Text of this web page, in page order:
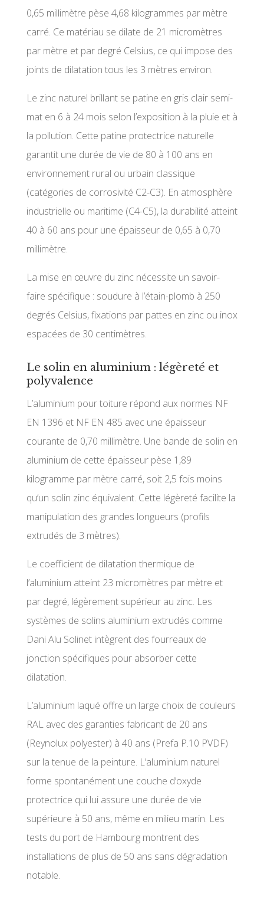
0,65 millimètre pèse 4,68 kilogrammes par mètre
carré. Ce matériau se dilate de 21 micromètres
par mètre et par degré Celsius, ce qui impose des
joints de dilatation tous les 3 mètres environ.
Le zinc naturel brillant se patine en gris clair semi-
mat en 6 à 24 mois selon l’exposition à la pluie et à
la pollution. Cette patine protectrice naturelle
garantit une durée de vie de 80 à 100 ans en
environnement rural ou urbain classique
(catégories de corrosivité C2-C3). En atmosphère
industrielle ou maritime (C4-C5), la durabilité atteint
40 à 60 ans pour une épaisseur de 0,65 à 0,70
millimètre.
La mise en œuvre du zinc nécessite un savoir-
faire spécifique : soudure à l’étain-plomb à 250
degrés Celsius, fixations par pattes en zinc ou inox
espacées de 30 centimètres.
Le solin en aluminium : légèreté et
polyvalence
L’aluminium pour toiture répond aux normes NF
EN 1396 et NF EN 485 avec une épaisseur
courante de 0,70 millimètre. Une bande de solin en
aluminium de cette épaisseur pèse 1,89
kilogramme par mètre carré, soit 2,5 fois moins
qu’un solin zinc équivalent. Cette légèreté facilite la
manipulation des grandes longueurs (profils
extrudés de 3 mètres).
Le coefficient de dilatation thermique de
l’aluminium atteint 23 micromètres par mètre et
par degré, légèrement supérieur au zinc. Les
systèmes de solins aluminium extrudés comme
Dani Alu Solinet intègrent des fourreaux de
jonction spécifiques pour absorber cette
dilatation.
L’aluminium laqué offre un large choix de couleurs
RAL avec des garanties fabricant de 20 ans
(Reynolux polyester) à 40 ans (Prefa P.10 PVDF)
sur la tenue de la peinture. L’aluminium naturel
forme spontanément une couche d’oxyde
protectrice qui lui assure une durée de vie
supérieure à 50 ans, même en milieu marin. Les
tests du port de Hambourg montrent des
installations de plus de 50 ans sans dégradation
notable.